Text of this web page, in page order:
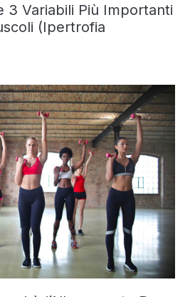
3 Variabili Più Importanti
(Ipertrofia